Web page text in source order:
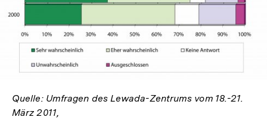
öffnen
Quelle: Umfragen des Lewada-Zentrums vom 18.-21.
März 2011,